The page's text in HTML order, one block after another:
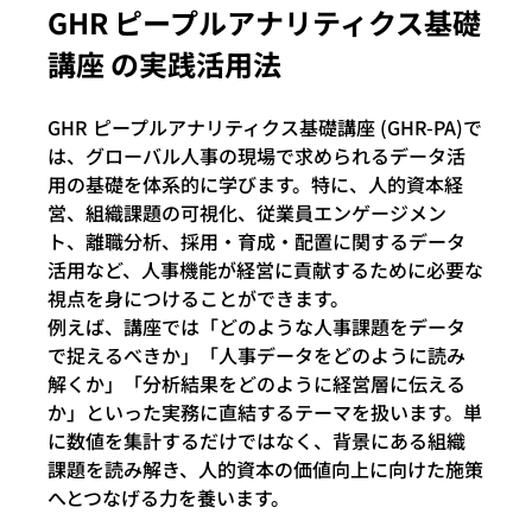
GHR ピープルアナリティクス基礎
講座 の実践活用法
GHR ピープルアナリティクス基礎講座 (GHR-PA)で
は、グローバル人事の現場で求められるデータ活
用の基礎を体系的に学びます。特に、人的資本経
営、組織課題の可視化、従業員エンゲージメン
ト、離職分析、採用・育成・配置に関するデータ
活用など、人事機能が経営に貢献するために必要な
視点を身につけることができます。
例えば、講座では「どのような人事課題をデータ
で捉えるべきか」「人事データをどのように読み
解くか」「分析結果をどのように経営層に伝える
か」といった実務に直結するテーマを扱います。単
に数値を集計するだけではなく、背景にある組織
課題を読み解き、人的資本の価値向上に向けた施策
へとつなげる力を養います。